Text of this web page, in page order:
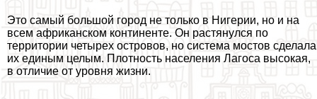
Это самый большой город не только в Нигерии, но и на
всем африканском континенте. Он растянулся по
территории четырех островов, но система мостов сделала
их единым целым. Плотность населения Лагоса высокая,
в отличие от уровня жизни.